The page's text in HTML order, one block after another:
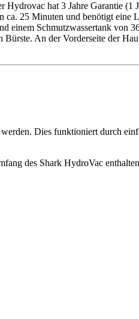
hat 3 Jahre Garantie (1
25 Minuten und benötigt eine
einem Schmutzwassertank von
An der Vorderseite der
Dies funktioniert durch
des Shark HydroVac